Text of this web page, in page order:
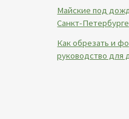
Майские под
Санкт-
Как обрезать и
руководство для